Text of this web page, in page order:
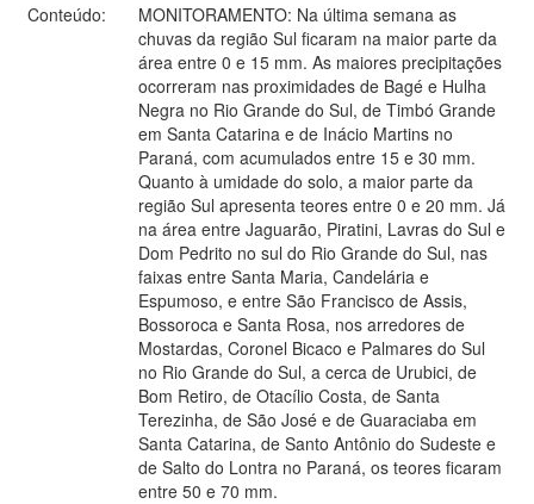
Conteúdo:
MONITORAMENTO: Na última semana as
chuvas da região Sul ficaram na maior parte da
área entre 0 e 15 mm. As maiores precipitações
ocorreram nas proximidades de Bagé e Hulha
Negra no Rio Grande do Sul, de Timbó Grande
em Santa Catarina e de Inácio Martins no
Paraná, com acumulados entre 15 e 30 mm.
Quanto à umidade do solo, a maior parte da
região Sul apresenta teores entre 0 e 20 mm. Já
na área entre Jaguarão, Piratini, Lavras do Sul e
Dom Pedrito no sul do Rio Grande do Sul, nas
faixas entre Santa Maria, Candelária e
Espumoso, e entre São Francisco de Assis,
Bossoroca e Santa Rosa, nos arredores de
Mostardas, Coronel Bicaco e Palmares do Sul
no Rio Grande do Sul, a cerca de Urubici, de
Bom Retiro, de Otacílio Costa, de Santa
Terezinha, de São José e de Guaraciaba em
Santa Catarina, de Santo Antônio do Sudeste e
de Salto do Lontra no Paraná, os teores ficaram
entre 50 e 70 mm.